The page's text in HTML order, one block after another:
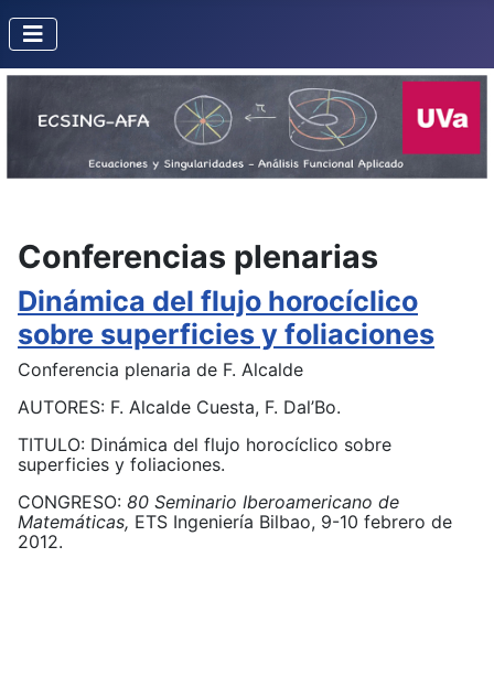
Conferencias plenarias
Dinámica del flujo horocíclico
sobre superficies y foliaciones
Conferencia plenaria de F. Alcalde
AUTORES: F. Alcalde Cuesta, F. Dal’Bo.
TITULO: Dinámica del flujo horocíclico sobre
superficies y foliaciones.
CONGRESO: 80 Seminario Iberoamericano de
Matemáticas, ETS Ingeniería Bilbao, 9-10 febrero de
2012.